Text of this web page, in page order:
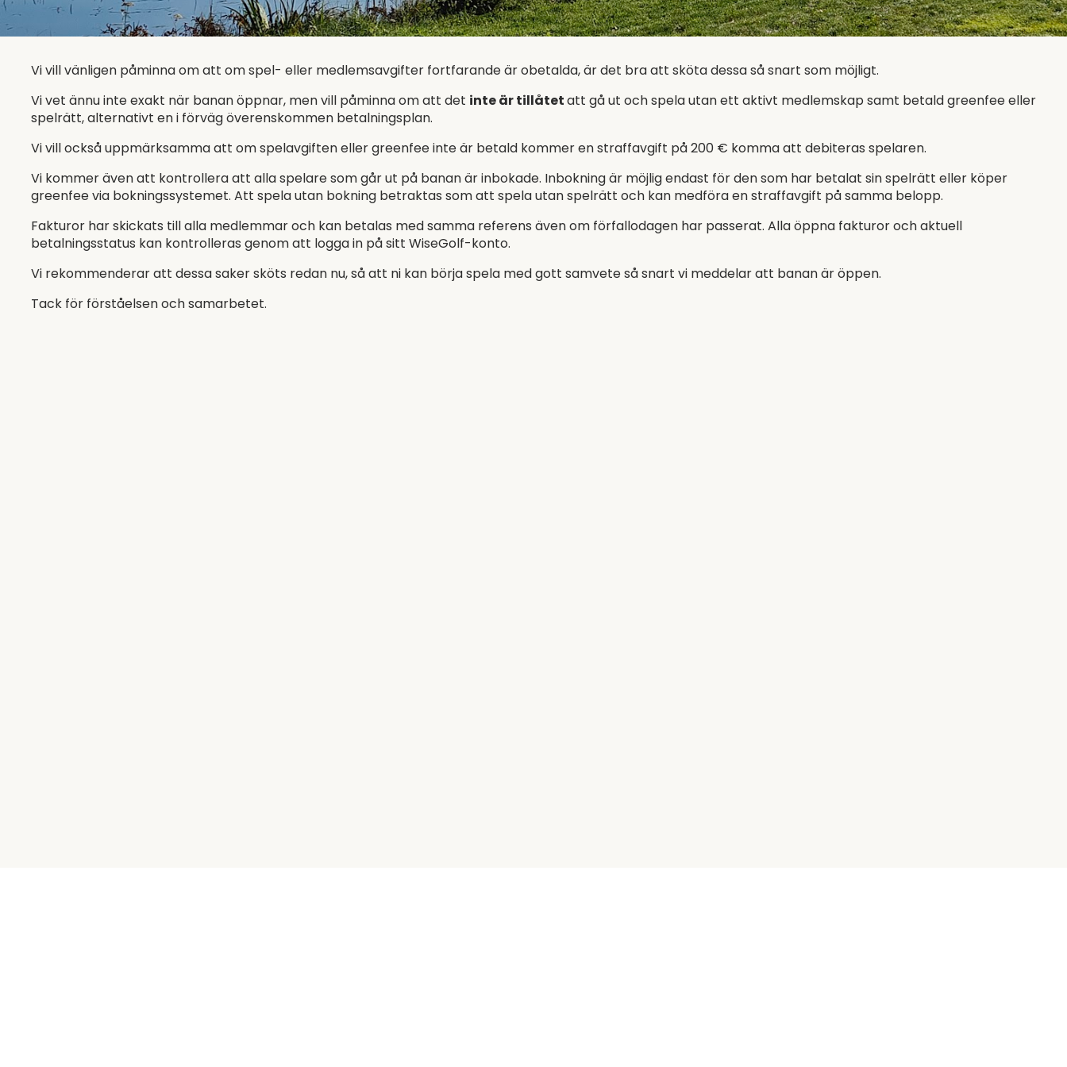
Vi vill vänligen påminna om att om spel- eller medlemsavgifter fortfarande är obetalda, är det bra att sköta dessa så snart som möjligt.
Vi vet ännu inte exakt när banan öppnar, men vill påminna om att det inte är tillåtetatt gå ut och spela utan ett aktivt medlemskap samt betald greenfee eller
spelrätt, alternativt en i förväg överenskommen betalningsplan.
Vi vill också uppmärksamma att om spelavgiften eller greenfee inte är betald kommer en straffavgift på 200 € komma att debiteras spelaren.
Vi kommer även att kontrollera att alla spelare som går ut på banan är inbokade. Inbokning är möjlig endast för den som har betalat sin spelrätt eller köper
greenfee via bokningssystemet. Att spela utan bokning betraktas som att spela utan spelrätt och kan medföra en straffavgift på samma belopp.
Fakturor har skickats till alla medlemmar och kan betalas med samma referens även om förfallodagen har passerat. Alla öppna fakturor och aktuell
betalningsstatus kan kontrolleras genom att logga in på sitt WiseGolf-konto.
Vi rekommenderar att dessa saker sköts redan nu, så att ni kan börja spela med gott samvete så snart vi meddelar att banan är öppen.
Tack för förståelsen och samarbetet.